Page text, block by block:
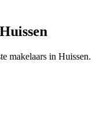
makelaars in Huissen.